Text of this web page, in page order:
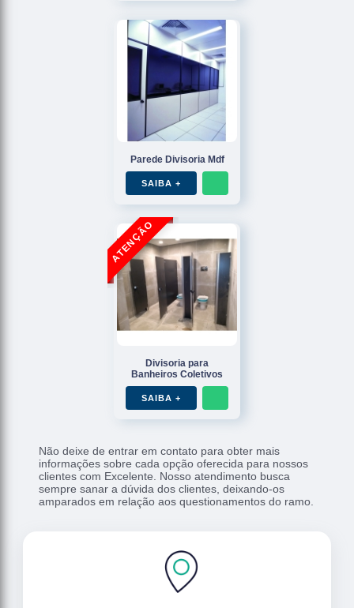
Parede Divisoria Mdf
SAIBA +
Divisoria para
Banheiros Coletivos
SAIBA +
Não deixe de entrar em contato para obter mais
informações sobre cada opção oferecida para nossos
clientes com Excelente. Nosso atendimento busca
sempre sanar a dúvida dos clientes, deixando-os
amparados em relação aos questionamentos do ramo.